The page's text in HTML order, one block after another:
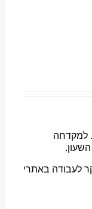
למקדחה
לעבודה באתרי